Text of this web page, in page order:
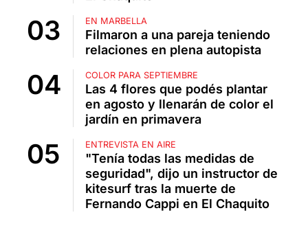
EN MARBELLA
Filmaron a una pareja teniendo
relaciones en plena autopista
COLOR PARA SEPTIEMBRE
Las 4 flores que podés plantar
en agosto y llenarán de color el
jardín en primavera
ENTREVISTA EN AIRE
"Tenía todas las medidas de
seguridad", dijo un instructor de
kitesurf tras la muerte de
Fernando Cappi en El Chaquito